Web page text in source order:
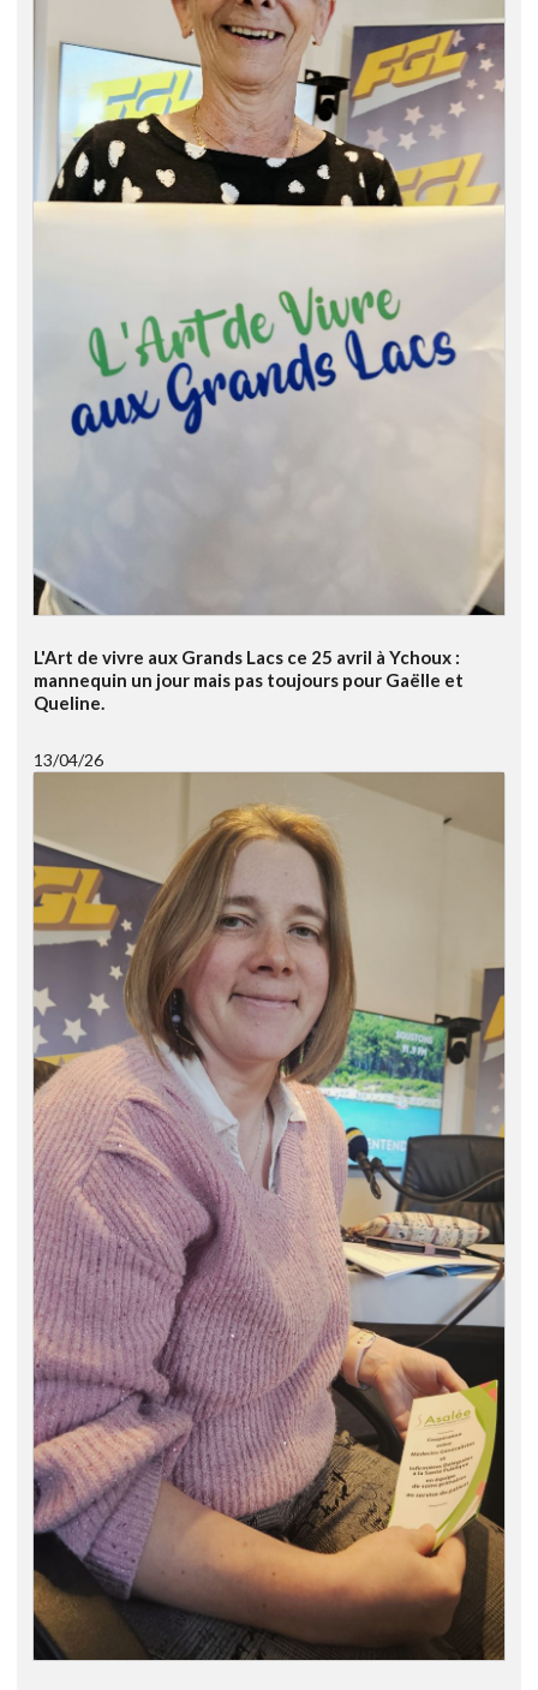
L'Art de vivre aux Grands Lacs ce 25 avril à Ychoux :
mannequin un jour mais pas toujours pour Gaëlle et
Queline.
13/04/26